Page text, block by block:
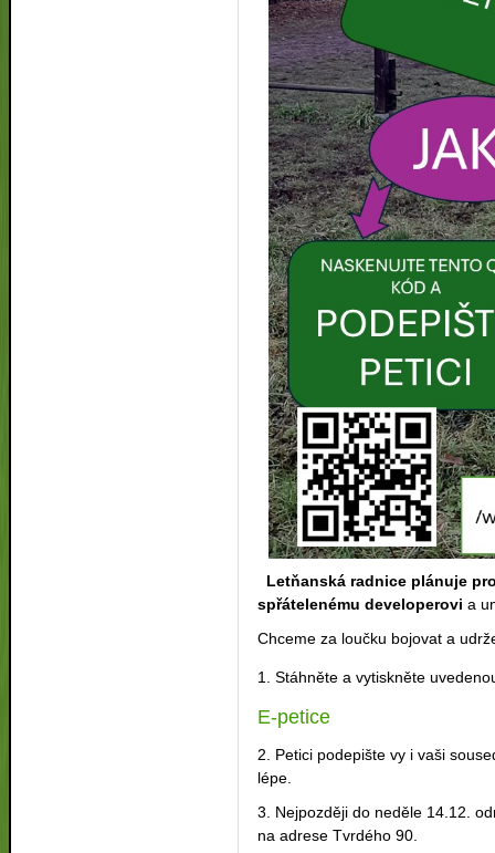
Letňanská radnice plánuje
spřátelenému developerovi a
Chceme za loučku bojovat a
1. Stáhněte a vytiskněte
E-petice
2. Petici podepište vy i vaši
lépe.
3. Nejpozději do neděle 14.12.
na adrese Tvrdého 90.